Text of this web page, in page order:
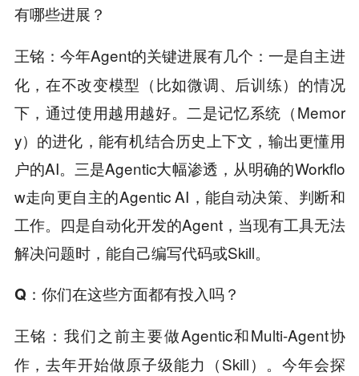
有哪些进展？
王铭： 今年Agent的关键进展有几个：一是自主进
化，在不改变模型（比如微调、后训练）的情况
下，通过使用越用越好。二是记忆系统（Memor
y）的进化，能有机结合历史上下文，输出更懂用
户的AI。三是Agentic大幅渗透，从明确的Workflo
w走向更自主的Agentic AI，能自动决策、判断和
工作。四是自动化开发的Agent，当现有工具无法
解决问题时，能自己编写代码或Skill。
Q ：你们在这些方面都有投入吗？
王铭：我们之前主要做Agentic和Multi-Agent协
作，去年开始做原子级能力（Skill）。今年会探